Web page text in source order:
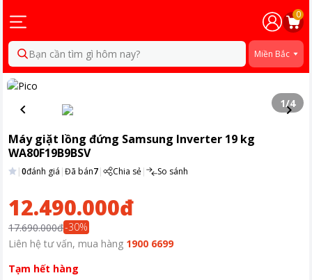
0
Bạn cần tìm gì hôm nay? Miền Bắc
1/4
Máy giặt lồng đứng Samsung Inverter 19 kg
WA80F19B9BSV
|0đánh giá |Đã bán7| Chia sẻ| So sánh
12.490.000đ
17.690.000đ-30%
Liên hệ tư vấn, mua hàng 1900 6699
Tạm hết hàng